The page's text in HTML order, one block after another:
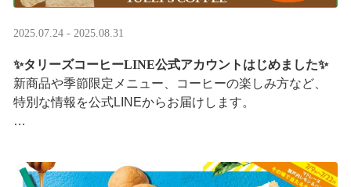
2025.07.24 - 2025.08.31
✨タリーズコーヒーLINE公式アカウントはじめました✨
新商品や季節限定メニュー、コーヒーの楽しみ方など、
特別な情報を公式LINEからお届けします。